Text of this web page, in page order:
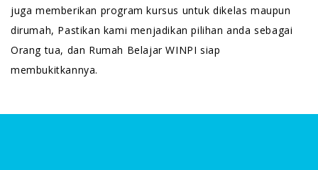
juga memberikan program kursus untuk dikelas maupun
dirumah, Pastikan kami menjadikan pilihan anda sebagai
Orang tua, dan Rumah Belajar WINPI siap
membukitkannya.